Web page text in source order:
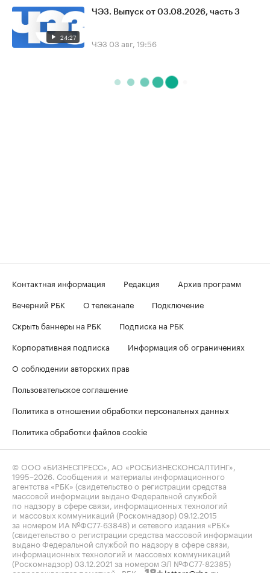
24:27
ЧЭЗ. Выпуск от 03.08.2026, часть 3
ЧЭЗ 03 авг, 19:56
Контактная информация Редакция
Архив программ
Вечерний РБК
О телеканале
Подключение
Скрыть баннеры на РБК
Подписка на РБК
Корпоративная подписка
Информация об ограничениях
О соблюдении авторских прав
Пользовательское соглашение
Политика в отношении обработки персональных данных
Политика обработки файлов cookie
© ООО «БИЗНЕСПРЕСС», АО «РОСБИЗНЕСКОНСАЛТИНГ»,
1995–2026 . Сообщения и материалы информационного
агентства «РБК» (свидетельство о регистрации средства
массовой информации выдано Федеральной службой
по надзору в сфере связи, информационных технологий
и массовых коммуникаций (Роскомнадзор) 09.12.2015
за номером ИА №ФС77-63848) и сетевого издания «РБК»
(свидетельство о регистрации средства массовой информации
выдано Федеральной службой по надзору в сфере связи,
информационных технологий и массовых коммуникаций
(Роскомнадзор) 03.12.2021 за номером ЭЛ №ФС77-82385)